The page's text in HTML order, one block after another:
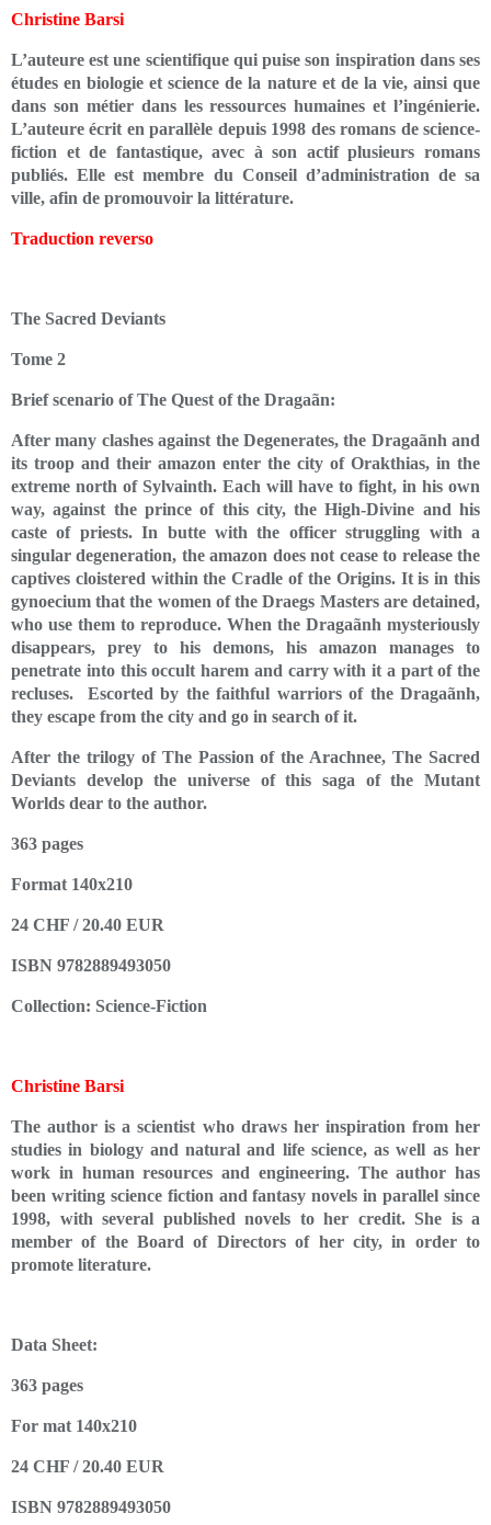
Christine Barsi
L’auteure est une scientifique qui puise son inspiration dans ses
études en biologie et science de la nature et de la vie, ainsi que
dans son métier dans les ressources humaines et l’ingénierie.
L’auteure écrit en parallèle depuis 1998 des romans de science-
fiction et de fantastique, avec à son actif plusieurs romans
publiés. Elle est membre du Conseil d’administration de sa
ville, afin de promouvoir la littérature.
Traduction reverso
The Sacred Deviants
Tome 2
Brief scenario of The Quest of the Dragaãn:
After many clashes against the Degenerates, the Dragaãnh and
its troop and their amazon enter the city of Orakthias, in the
extreme north of Sylvainth. Each will have to fight, in his own
way, against the prince of this city, the High-Divine and his
caste of priests. In butte with the officer struggling with a
singular degeneration, the amazon does not cease to release the
captives cloistered within the Cradle of the Origins. It is in this
gynoecium that the women of the Draegs Masters are detained,
who use them to reproduce. When the Dragaãnh mysteriously
disappears, prey to his demons, his amazon manages to
penetrate into this occult harem and carry with it a part of the
recluses. Escorted by the faithful warriors of the Dragaãnh,
they escape from the city and go in search of it.
After the trilogy of The Passion of the Arachnee, The Sacred
Deviants develop the universe of this saga of the Mutant
Worlds dear to the author.
363 pages
Format 140x210
24 CHF / 20.40 EUR
ISBN 9782889493050
Collection: Science-Fiction
Christine Barsi
The author is a scientist who draws her inspiration from her
studies in biology and natural and life science, as well as her
work in human resources and engineering. The author has
been writing science fiction and fantasy novels in parallel since
1998, with several published novels to her credit. She is a
member of the Board of Directors of her city, in order to
promote literature.
Data Sheet:
363 pages
For mat 140x210
24 CHF / 20.40 EUR
ISBN 9782889493050